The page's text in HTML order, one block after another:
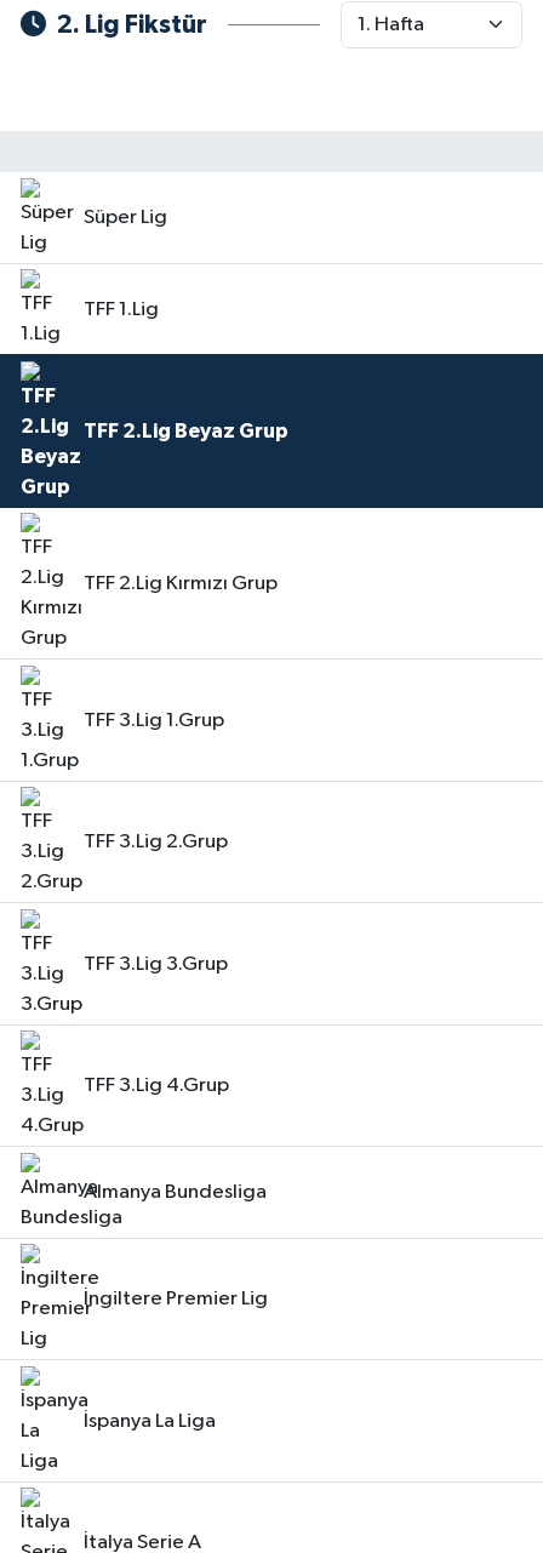
2. Lig Fikstür
Süper Lig
TFF 1.Lig
TFF 2.Lig Beyaz Grup
TFF 2.Lig Kırmızı Grup
TFF 3.Lig 1.Grup
TFF 3.Lig 2.Grup
TFF 3.Lig 3.Grup
TFF 3.Lig 4.Grup
Almanya Bundesliga
İngiltere Premier Lig
İspanya La Liga
İtalya Serie A